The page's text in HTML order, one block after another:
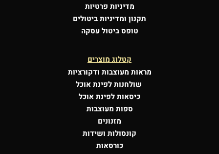
מדיניות פרטיות
תקנון ומדיניות ביטולים
טופס ביטול עסקה
קטלוג מוצרים
מראות מעוצבות ודקורציות
שולחנות לפינת אוכל
כיסאות לפינת אוכל
ספות מעוצבות
מזנונים
קונסולות ושידות
כורסאות